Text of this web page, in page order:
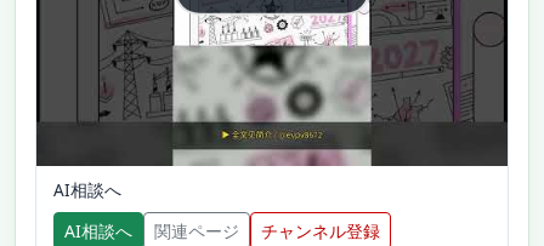
AI相談へ
AI相談へ
関連ページ チャンネル登録